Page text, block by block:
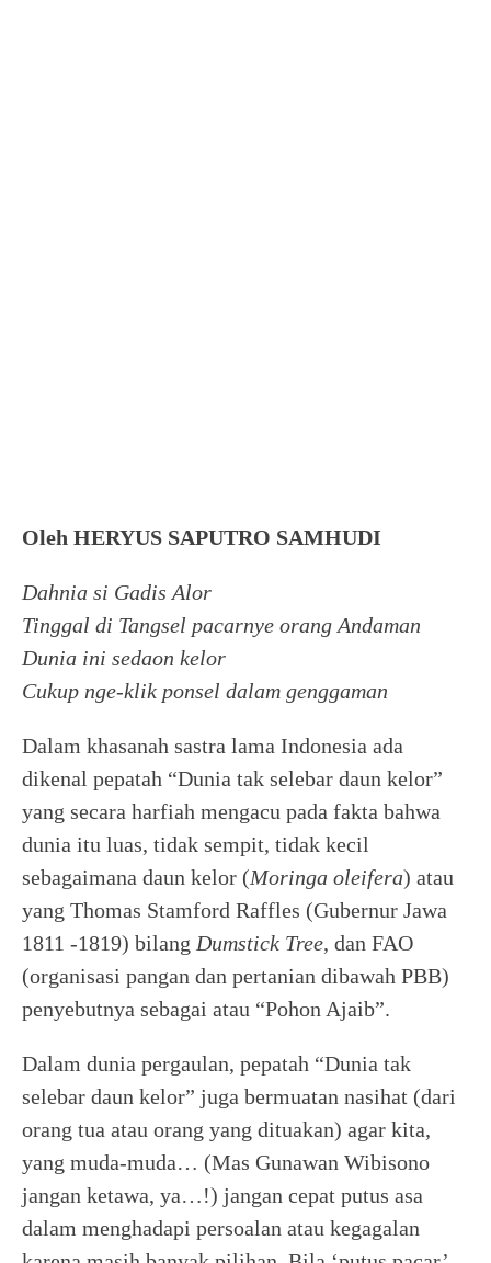
Oleh HERYUS SAPUTRO SAMHUDI
Dahnia si Gadis Alor
Tinggal di Tangsel pacarnye orang Andaman
Dunia ini sedaon kelor
Cukup nge-klik ponsel dalam genggaman
Dalam khasanah sastra lama Indonesia ada
dikenal pepatah “Dunia tak selebar daun kelor”
yang secara harfiah mengacu pada fakta bahwa
dunia itu luas, tidak sempit, tidak kecil
sebagaimana daun kelor (Moringa oleifera) atau
yang Thomas Stamford Raffles (Gubernur Jawa
1811 -1819) bilang Dumstick Tree, dan FAO
(organisasi pangan dan pertanian dibawah PBB)
penyebutnya sebagai atau “Pohon Ajaib”.
Dalam dunia pergaulan, pepatah “Dunia tak
selebar daun kelor” juga bermuatan nasihat (dari
orang tua atau orang yang dituakan) agar kita,
yang muda-muda… (Mas Gunawan Wibisono
jangan ketawa, ya…!) jangan cepat putus asa
dalam menghadapi persoalan atau kegagalan